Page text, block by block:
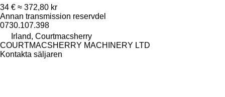
34 € ≈ 372,80 kr
Annan transmission reservdel
0730.107.398
Irland, Courtmacsherry
COURTMACSHERRY MACHINERY LTD
Kontakta säljaren